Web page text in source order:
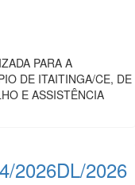
PARA A
DE ITAITINGA/CE, DE
E ASSISTÊNCIA
2026DL/2026